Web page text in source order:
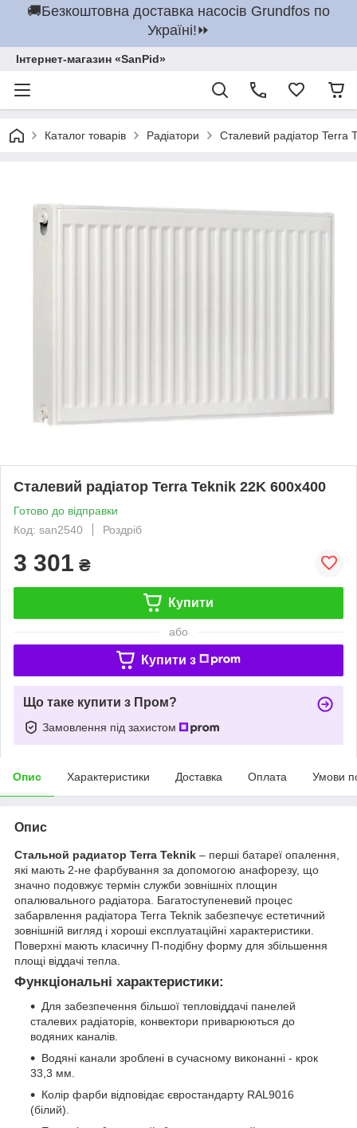
🚚Безкоштовна доставка насосів Grundfos по
Україні!⏩
Інтернет-магазин «SanPid»
Каталог товарів Радіатори Сталевий радіатор Terra
Сталевий радіатор Terra Teknik 22K 600x400
Готово до відправки
Код: san2540
Роздріб
3 301 ₴
Купити
або
Купити з
Що таке купити з Пром?
Замовлення під захистом
Опис Характеристики Доставка Оплата Умови
Опис
Стальной радиатор Terra Teknik – перші батареї опалення,
які мають 2-не фарбування за допомогою анафорезу, що
значно подовжує термін служби зовнішніх площин
опалювального радіатора. Багатоступеневий процес
забарвлення радіатора Terra Teknik забезпечує естетичний
зовнішній вигляд і хороші експлуатаційні характеристики.
Поверхні мають класичну П-подібну форму для збільшення
площі віддачі тепла.
Функціональні характеристики:
Для забезпечення більшої тепловіддачі панелей
сталевих радіаторів, конвектори приварюються до
водяних каналів.
Водяні канали зроблені в сучасному виконанні - крок
33,3 мм.
Колір фарби відповідає євростандарту RAL9016
(білий).